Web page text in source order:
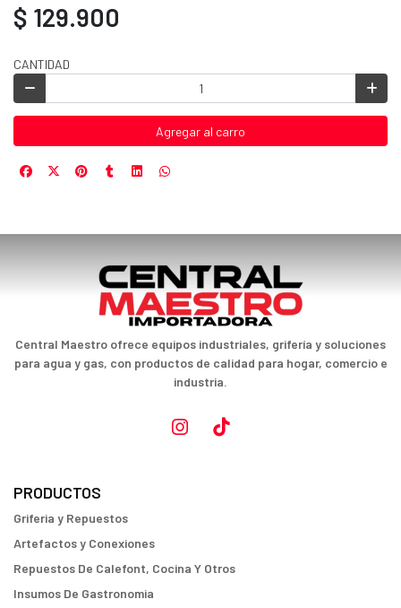
$ 129.900
CANTIDAD
Agregar al carro
Central Maestro ofrece equipos industriales, grifería y soluciones
para agua y gas, con productos de calidad para hogar, comercio e
industria.
PRODUCTOS
Griferia y Repuestos
Artefactos y Conexiones
Repuestos De Calefont, Cocina Y Otros
Insumos De Gastronomia